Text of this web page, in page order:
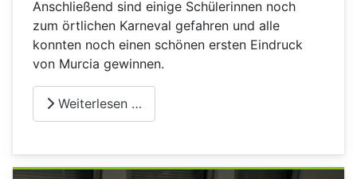
Anschließend sind einige Schülerinnen noch
zum örtlichen Karneval gefahren und alle
konnten noch einen schönen ersten Eindruck
von Murcia gewinnen.
Weiterlesen …